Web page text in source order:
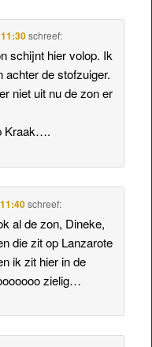
schreef:
schijnt hier volop. Ik
achter de stofzuiger.
niet uit nu de zon er
Kraak….
schreef:
al de zon, Dineke,
die zit op Lanzarote
ik zit hier in de
zielig…